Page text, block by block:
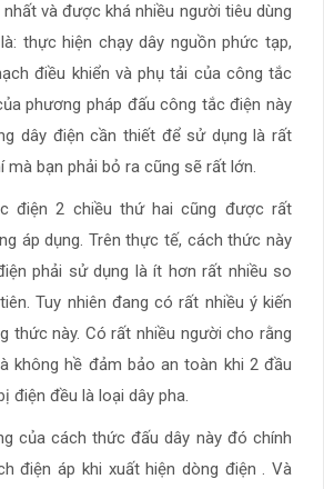
và được khá nhiều người tiêu dùng
thực hiện chạy dây nguồn phức tạp,
điều khiển và phụ tải của công tắc
phương pháp đấu công tắc điện này
dây điện cần thiết để sử dụng là rất
mà bạn phải bỏ ra cũng sẽ rất lớn.
điện 2 chiều thứ hai cũng được rất
áp dụng. Trên thực tế, cách thức này
phải sử dụng là ít hơn rất nhiều so
Tuy nhiên đang có rất nhiều ý kiến
thức này. Có rất nhiều người cho rằng
không hề đảm bảo an toàn khi 2 đầu
điện đều là loại dây pha.
của cách thức đấu dây này đó chính
điện áp khi xuất hiện dòng điện . Và